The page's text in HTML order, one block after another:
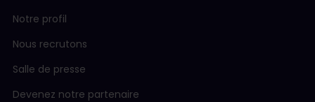
Notre profil
Nous recrutons
Salle de presse
Devenez notre partenaire